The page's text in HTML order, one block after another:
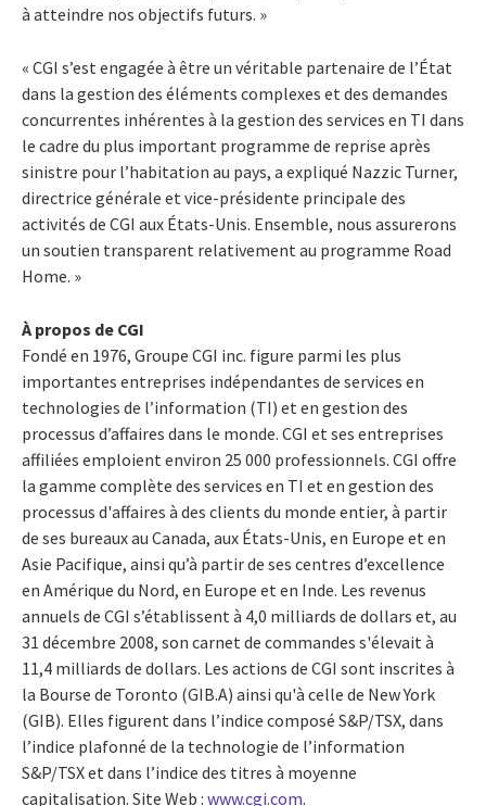
à atteindre nos objectifs futurs. »
« CGI s’est engagée à être un véritable partenaire de l’État
dans la gestion des éléments complexes et des demandes
concurrentes inhérentes à la gestion des services en TI dans
le cadre du plus important programme de reprise après
sinistre pour l’habitation au pays, a expliqué Nazzic Turner,
directrice générale et vice-présidente principale des
activités de CGI aux États-Unis. Ensemble, nous assurerons
un soutien transparent relativement au programme Road
Home. »
À propos de CGI
Fondé en 1976, Groupe CGI inc. figure parmi les plus
importantes entreprises indépendantes de services en
technologies de l’information (TI) et en gestion des
processus d’affaires dans le monde. CGI et ses entreprises
affiliées emploient environ 25 000 professionnels. CGI offre
la gamme complète des services en TI et en gestion des
processus d'affaires à des clients du monde entier, à partir
de ses bureaux au Canada, aux États-Unis, en Europe et en
Asie Pacifique, ainsi qu’à partir de ses centres d’excellence
en Amérique du Nord, en Europe et en Inde. Les revenus
annuels de CGI s’établissent à 4,0 milliards de dollars et, au
31 décembre 2008, son carnet de commandes s'élevait à
11,4 milliards de dollars. Les actions de CGI sont inscrites à
la Bourse de Toronto (GIB.A) ainsi qu'à celle de New York
(GIB). Elles figurent dans l’indice composé S&P/TSX, dans
l’indice plafonné de la technologie de l’information
S&P/TSX et dans l’indice des titres à moyenne
capitalisation. Site Web : www.cgi.com.